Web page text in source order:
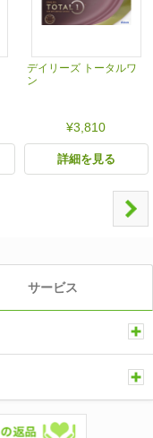
デイリーズ トータルワ
ン
¥3,810
詳細を見る
サービス